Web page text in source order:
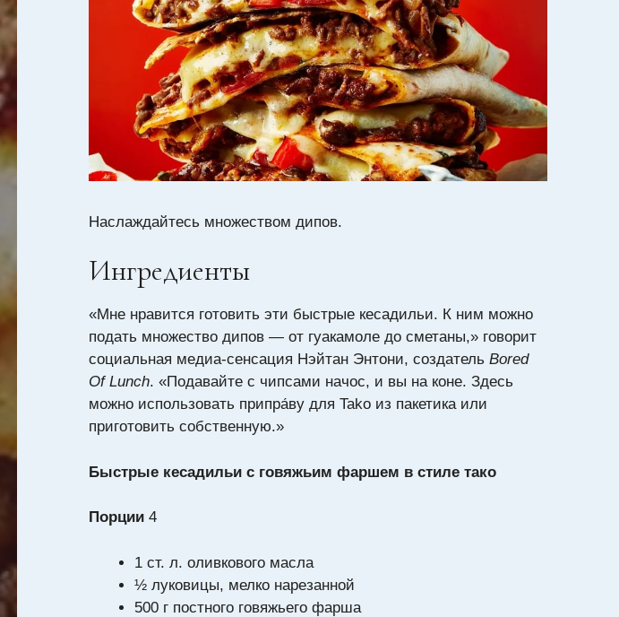
Наслаждайтесь множеством дипов.
Ингредиенты
«Мне нравится готовить эти быстрые кесадильи. К ним можно
подать множество дипов — от гуакамоле до сметаны,» говорит
социальная медиа-сенсация Нэйтан Энтони, создатель Bored
Of Lunch. «Подавайте с чипсами начос, и вы на коне. Здесь
можно использовать припра́ву для Tako из пакетика или
приготовить собственную.»
Быстрые кесадильи с говяжьим фаршем в стиле тако
Порции 4
1 ст. л. оливкового масла
½ луковицы, мелко нарезанной
500 г постного говяжьего фарша